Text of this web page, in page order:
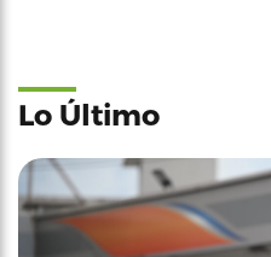
Lo Último